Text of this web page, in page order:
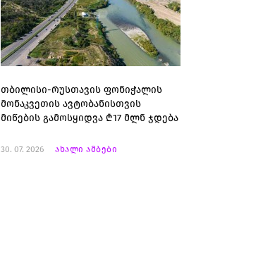
თბილისი-რუსთავის ფონიჭალის
მონაკვეთის ავტობანისთვის
მიწების გამოსყიდვა ₾17 მლნ ჯდება
30. 07. 2026 ახალი ამბები